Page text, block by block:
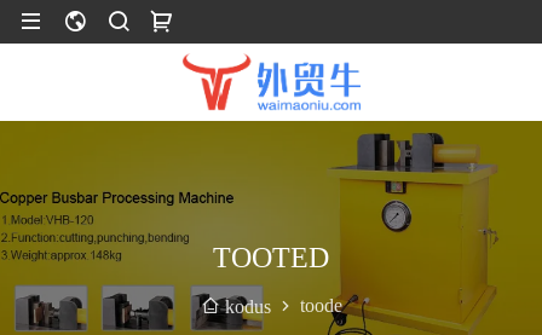
TOOTED
kodus toode